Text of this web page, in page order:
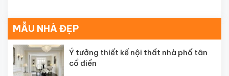
MẪU NHÀ ĐẸP
Ý tưởng thiết kế nội thất nhà phố tân
cổ điển